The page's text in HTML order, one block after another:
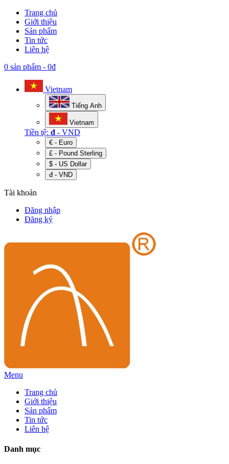
Trang chủ
Giới thiệu
Sản phẩm
Tin tức
Liên hệ
0 sản phẩm - 0đ
Vietnam
Tiếng Anh
Vietnam
Tiền tệ: đ - VND
€ - Euro
£ - Pound Sterling
$ - US Dollar
đ - VND
Tài khoản
Đăng nhập
Đăng ký
Menu
Trang chủ
Giới thiệu
Sản phẩm
Tin tức
Liên hệ
Danh mục